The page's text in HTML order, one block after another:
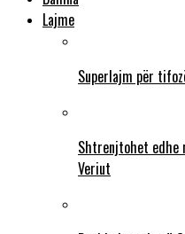
Lajme
Superlajm për
Shtrenjtohet edhe
Veriut